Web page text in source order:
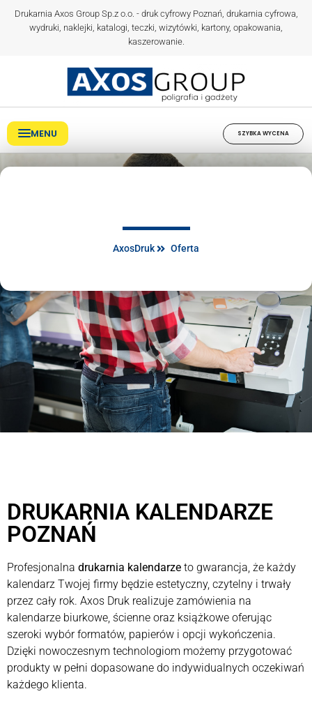
Drukarnia Axos Group Sp.z o.o. - druk cyfrowy Poznań, drukarnia cyfrowa,
wydruki, naklejki, katalogi, teczki, wizytówki, kartony, opakowania,
kaszerowanie.
MENU SZYBKA WYCENA
AxosDruk Oferta
DRUKARNIA KALENDARZE
POZNAŃ
Profesjonalna drukarnia kalendarze to gwarancja, że każdy
kalendarz Twojej firmy będzie estetyczny, czytelny i trwały
przez cały rok. Axos Druk realizuje zamówienia na
kalendarze biurkowe, ścienne oraz książkowe oferując
szeroki wybór formatów, papierów i opcji wykończenia.
Dzięki nowoczesnym technologiom możemy przygotować
produkty w pełni dopasowane do indywidualnych oczekiwań
każdego klienta.